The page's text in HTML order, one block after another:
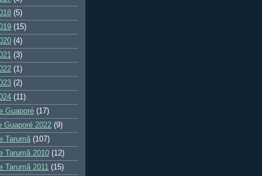
(5)
(15)
(4)
(3)
(1)
(2)
(11)
Guaporé (17)
Guaporé 2022 (9)
Tarumã (107)
Tarumã 2010 (12)
Tarumã 2011 (15)